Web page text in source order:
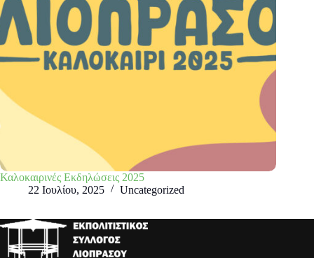
Καλοκαιρινές Εκδηλώσεις 2025
22 Ιουλίου, 2025
Uncategorized